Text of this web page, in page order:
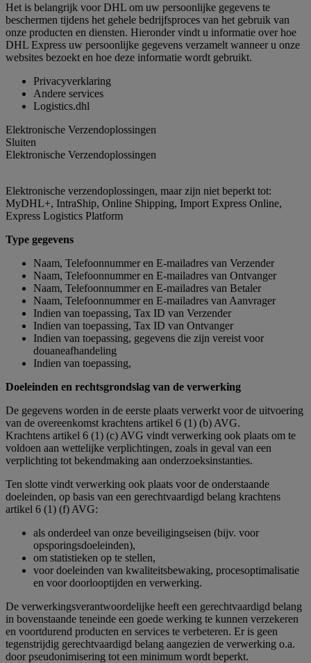
Het is belangrijk voor DHL om uw persoonlijke gegevens te
beschermen tijdens het gehele bedrijfsproces van het gebruik van
onze producten en diensten. Hieronder vindt u informatie over hoe
DHL Express uw persoonlijke gegevens verzamelt wanneer u onze
websites bezoekt en hoe deze informatie wordt gebruikt.
Privacyverklaring
Andere services
Logistics.dhl
Elektronische Verzendoplossingen
Sluiten
Elektronische Verzendoplossingen
Elektronische verzendoplossingen, maar zijn niet beperkt tot:
MyDHL+, IntraShip, Online Shipping, Import Express Online,
Express Logistics Platform
Type gegevens
Naam, Telefoonnummer en E-mailadres van Verzender
Naam, Telefoonnummer en E-mailadres van Ontvanger
Naam, Telefoonnummer en E-mailadres van Betaler
Naam, Telefoonnummer en E-mailadres van Aanvrager
Indien van toepassing, Tax ID van Verzender
Indien van toepassing, Tax ID van Ontvanger
Indien van toepassing, gegevens die zijn vereist voor
douaneafhandeling
Indien van toepassing,
Doeleinden en rechtsgrondslag van de verwerking
De gegevens worden in de eerste plaats verwerkt voor de uitvoering
van de overeenkomst krachtens artikel 6 (1) (b) AVG.
Krachtens artikel 6 (1) (c) AVG vindt verwerking ook plaats om te
voldoen aan wettelijke verplichtingen, zoals in geval van een
verplichting tot bekendmaking aan onderzoeksinstanties.
Ten slotte vindt verwerking ook plaats voor de onderstaande
doeleinden, op basis van een gerechtvaardigd belang krachtens
artikel 6 (1) (f) AVG:
als onderdeel van onze beveiligingseisen (bijv. voor
opsporingsdoeleinden),
om statistieken op te stellen,
voor doeleinden van kwaliteitsbewaking, procesoptimalisatie
en voor doorlooptijden en verwerking.
De verwerkingsverantwoordelijke heeft een gerechtvaardigd belang
in bovenstaande teneinde een goede werking te kunnen verzekeren
en voortdurend producten en services te verbeteren. Er is geen
tegenstrijdig gerechtvaardigd belang aangezien de verwerking o.a.
door pseudonimisering tot een minimum wordt beperkt.